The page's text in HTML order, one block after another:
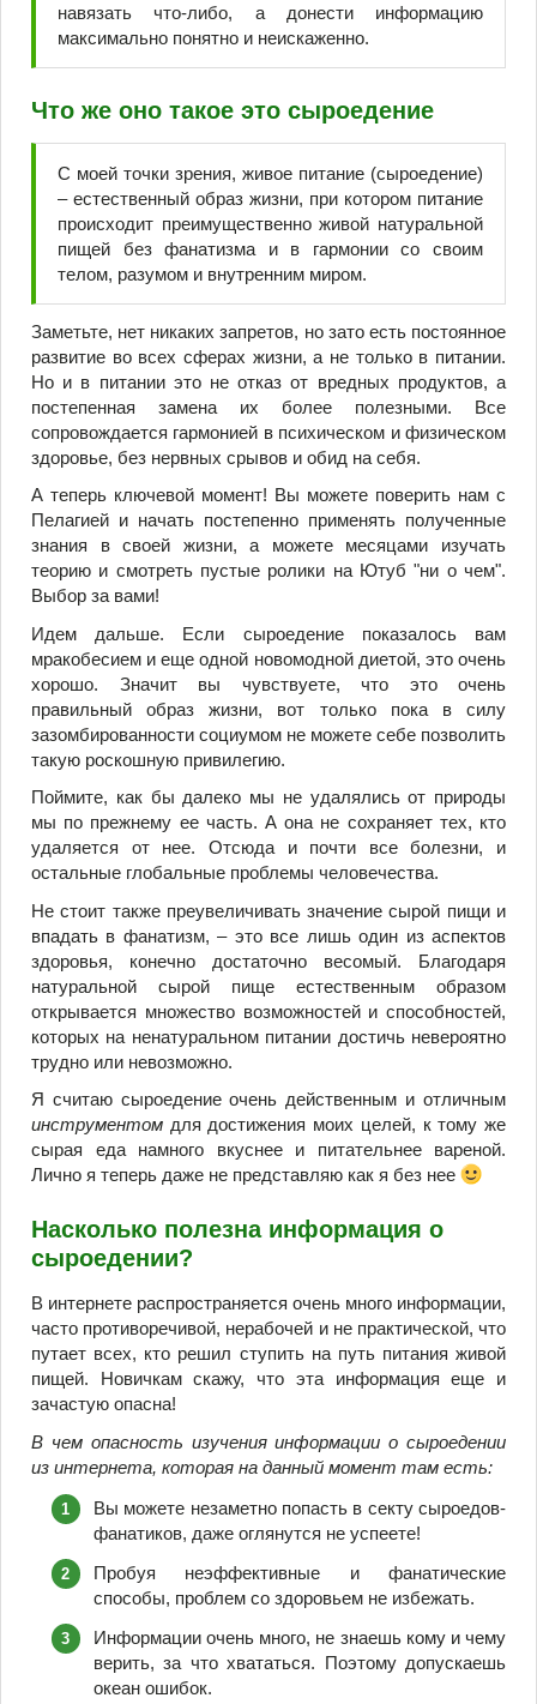
навязать что-либо, а донести информацию
максимально понятно и неискаженно.
Что же оно такое это сыроедение
С моей точки зрения, живое питание (сыроедение)
– естественный образ жизни, при котором питание
происходит преимущественно живой натуральной
пищей без фанатизма и в гармонии со своим
телом, разумом и внутренним миром.
Заметьте, нет никаких запретов, но зато есть постоянное
развитие во всех сферах жизни, а не только в питании.
Но и в питании это не отказ от вредных продуктов, а
постепенная замена их более полезными. Все
сопровождается гармонией в психическом и физическом
здоровье, без нервных срывов и обид на себя.
А теперь ключевой момент! Вы можете поверить нам с
Пелагией и начать постепенно применять полученные
знания в своей жизни, а можете месяцами изучать
теорию и смотреть пустые ролики на Ютуб "ни о чем".
Выбор за вами!
Идем дальше. Если сыроедение показалось вам
мракобесием и еще одной новомодной диетой, это очень
хорошо. Значит вы чувствуете, что это очень
правильный образ жизни, вот только пока в силу
зазомбированности социумом не можете себе позволить
такую роскошную привилегию.
Поймите, как бы далеко мы не удалялись от природы
мы по прежнему ее часть. А она не сохраняет тех, кто
удаляется от нее. Отсюда и почти все болезни, и
остальные глобальные проблемы человечества.
Не стоит также преувеличивать значение сырой пищи и
впадать в фанатизм, – это все лишь один из аспектов
здоровья, конечно достаточно весомый. Благодаря
натуральной сырой пище естественным образом
открывается множество возможностей и способностей,
которых на ненатуральном питании достичь невероятно
трудно или невозможно.
Я считаю сыроедение очень действенным и отличным
инструментом для достижения моих целей, к тому же
сырая еда намного вкуснее и питательнее вареной.
Лично я теперь даже не представляю как я без нее
Насколько полезна информация о
сыроедении?
В интернете распространяется очень много информации,
часто противоречивой, нерабочей и не практической, что
путает всех, кто решил ступить на путь питания живой
пищей. Новичкам скажу, что эта информация еще и
зачастую опасна!
В чем опасность изучения информации о сыроедении
из интернета, которая на данный момент там есть:
Вы можете незаметно попасть в секту сыроедов-
фанатиков, даже оглянутся не успеете!
Пробуя неэффективные и фанатические
способы, проблем со здоровьем не избежать.
Информации очень много, не знаешь кому и чему
верить, за что хвататься. Поэтому допускаешь
океан ошибок.